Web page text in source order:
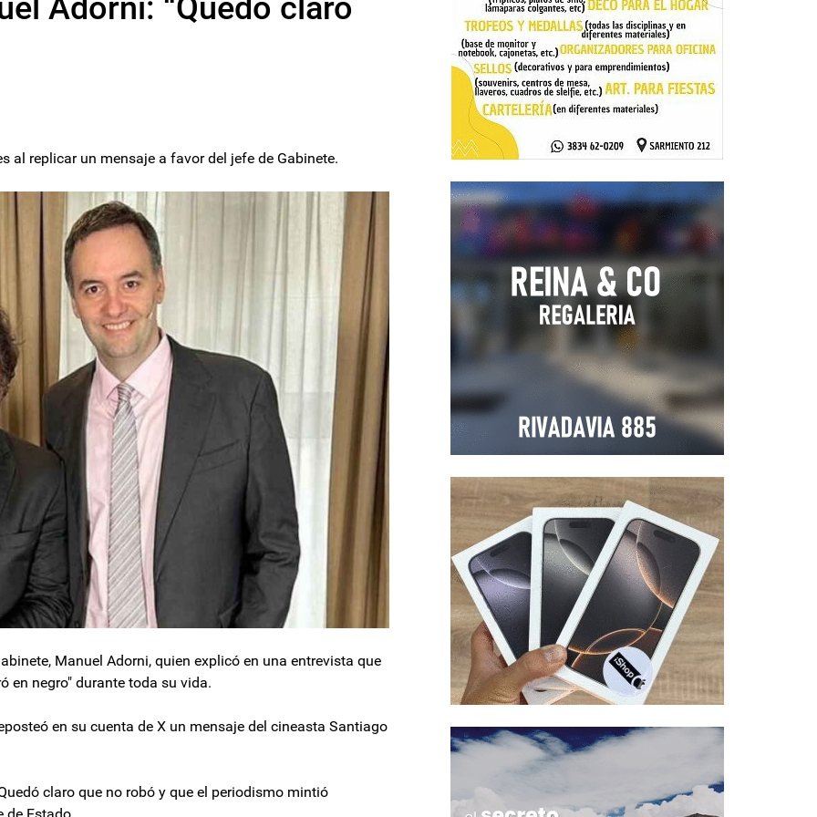
Adorni: “Quedó claro
al replicar un mensaje a favor del jefe de Gabinete.
Manuel Adorni, quien explicó en una entrevista que
en negro" durante toda su vida.
en su cuenta de X un mensaje del cineasta Santiago
claro que no robó y que el periodismo mintió
de Estado.